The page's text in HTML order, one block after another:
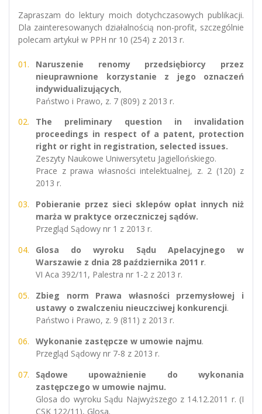
Zapraszam do lektury moich dotychczasowych publikacji.
Dla zainteresowanych działalnością non-profit, szczególnie
polecam artykuł w PPH nr 10 (254) z 2013 r.
Naruszenie renomy przedsiębiorcy przez
nieuprawnione korzystanie z jego oznaczeń
indywidualizujących,
Państwo i Prawo, z. 7 (809) z 2013 r.
The preliminary question in invalidation
proceedings in respect of a patent, protection
right or right in registration, selected issues.
Zeszyty Naukowe Uniwersytetu Jagiellońskiego.
Prace z prawa własności intelektualnej, z. 2 (120) z
2013 r.
Pobieranie przez sieci sklepów opłat innych niż
marża w praktyce orzeczniczej sądów.
Przegląd Sądowy nr 1 z 2013 r.
Glosa do wyroku Sądu Apelacyjnego w
Warszawie z dnia 28 października 2011 r.
VI Aca 392/11, Palestra nr 1-2 z 2013 r.
Zbieg norm Prawa własności przemysłowej i
ustawy o zwalczeniu nieuczciwej konkurencji.
Państwo i Prawo, z. 9 (811) z 2013 r.
Wykonanie zastępcze w umowie najmu.
Przegląd Sądowy nr 7-8 z 2013 r.
Sądowe upoważnienie do wykonania
zastępczego w umowie najmu.
Glosa do wyroku Sądu Najwyższego z 14.12.2011 r. (I
CSK 122/11), Glosa.